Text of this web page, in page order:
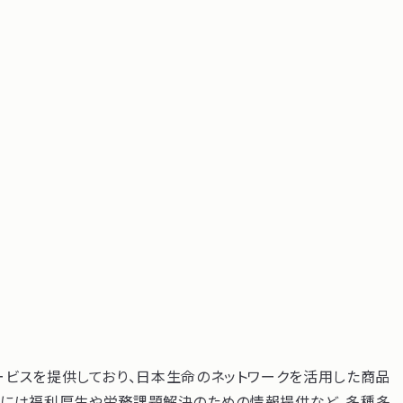
ビスを提供しており、日本生命のネットワークを活用した商品